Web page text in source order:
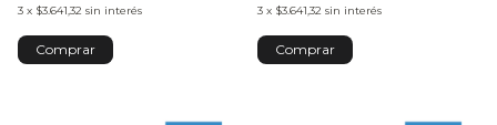
3 x $3.641,32 sin interés 3 x $3.641,32 sin interés